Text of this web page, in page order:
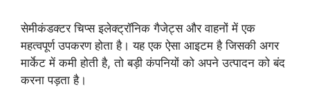
सेमीकंडक्टर चिप्स इलेक्ट्रॉनिक गैजेट्स और वाहनों में एक
महत्वपूर्ण उपकरण होता है। यह एक ऐसा आइटम है जिसकी अगर
मार्केट में कमी होती है, तो बड़ी कंपनियों को अपने उत्पादन को बंद
करना पड़ता है।